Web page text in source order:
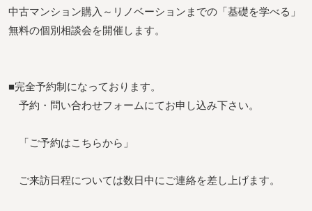
中古マンション購入～リノベーションまでの「基礎を学べる」
無料の個別相談会を開催します。
■完全予約制になっております。
予約・問い合わせフォームにてお申し込み下さい。
「ご予約はこちらから」
ご来訪日程については数日中にご連絡を差し上げます。